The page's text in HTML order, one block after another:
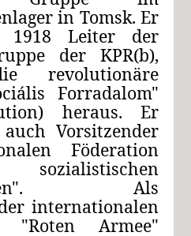
in Tomsk. Er
Leiter der
der KPR(b),
revolutionäre
Forradalom"
heraus. Er
Vorsitzender
Föderation
Als
internationalen
"Roten Armee"